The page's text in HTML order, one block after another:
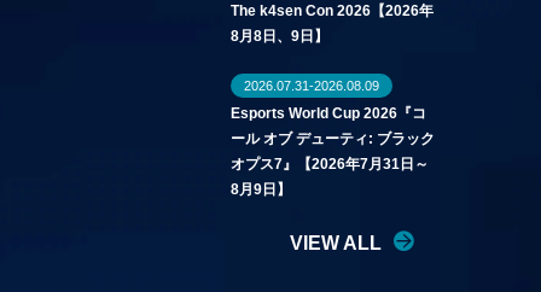
The k4sen Con 2026【2026年
8月8日、9日】
2026.07.31-2026.08.09
Esports World Cup 2026『コ
ール オブ デューティ: ブラック
オプス7』【2026年7月31日～
8月9日】
VIEW ALL